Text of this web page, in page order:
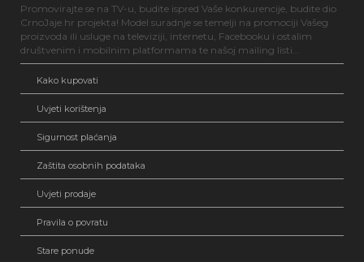
Promovirajte se na TV-u, budite ispred Vaše konkurencije, budite dio
CrnoJaje.hr projekta! Model suradnje se temelji na promociji Vašeg
proizvoda ili usluge na televiziji, internetu, Facebooku i ostalim
društvenim i mobilnim platformama te našoj mailing listi...
Kako kupovati
Uvjeti korištenja
Sigurnost plaćanja
Zaštita osobnih podataka
Uvjeti prodaje
Pravila o povratu
Stare ponude